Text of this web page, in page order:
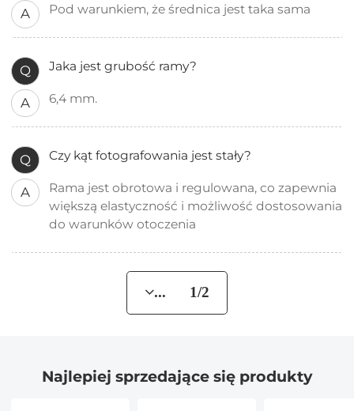
A Pod warunkiem, że średnica jest taka sama
Q Jaka jest grubość ramy?
A 6,4 mm.
Q Czy kąt fotografowania jest stały?
A
Rama jest obrotowa i regulowana, co zapewnia
większą elastyczność i możliwość dostosowania
do warunków otoczenia
... 1/2
Najlepiej sprzedające się produkty